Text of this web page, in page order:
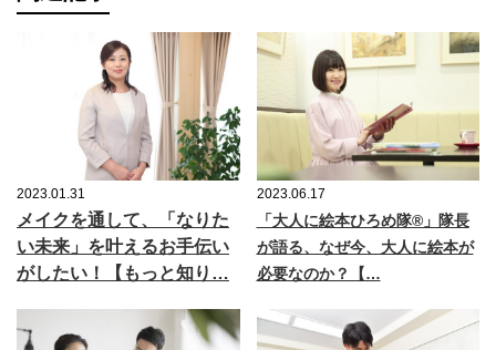
2023.01.31
メイクを通して、「なりた
い未来」を叶えるお手伝い
がしたい！【もっと知り…
2023.06.17
「大人に絵本ひろめ隊®」隊長
が語る、なぜ今、大人に絵本が
必要なのか？【…